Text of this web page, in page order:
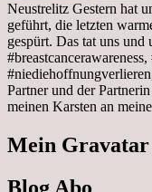
Neustrelitz Gestern hat
geführt, die letzten
gespürt. Das tat uns und
Partner und der
meinen Karsten an
Mein